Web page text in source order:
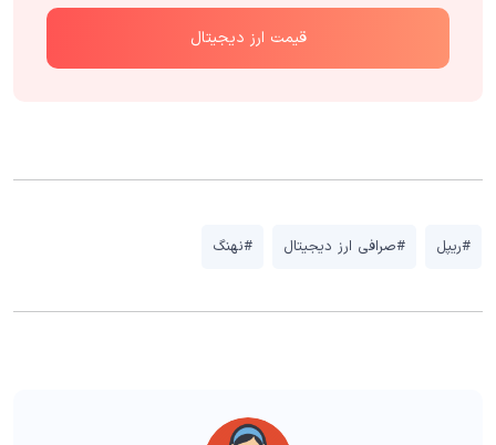
قیمت ارز دیجیتال
#ریپل #صرافی ارز دیجیتال #نهنگ